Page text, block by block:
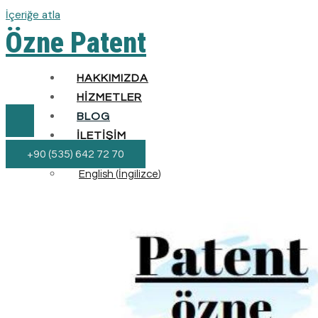
İçeriğe atla
Özne Patent
HAKKIMIZDA
HIZMETLER
BLOG
İLETIŞIM
TÜRKÇE
English ( İngilizce)
+90 (535) 642 72 70